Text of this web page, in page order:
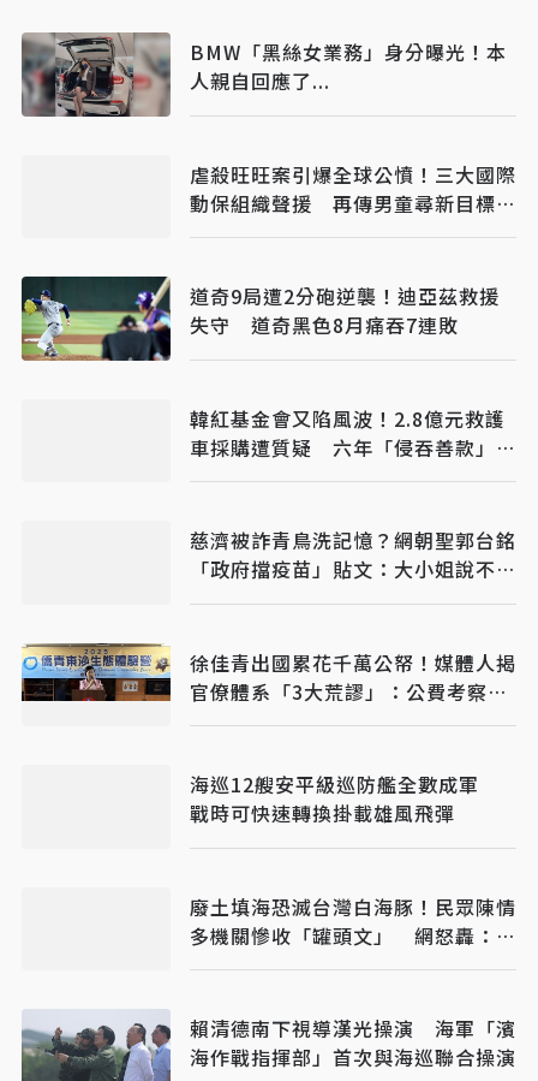
BMW「黑絲女業務」身分曝光！本
人親自回應了...
虐殺旺旺案引爆全球公憤！三大國際
動保組織聲援 再傳男童尋新目標下
手
道奇9局遭2分砲逆襲！迪亞茲救援
失守 道奇黑色8月痛吞7連敗
韓紅基金會又陷風波！2.8億元救護
車採購遭質疑 六年「侵吞善款」傳
聞再起
慈濟被詐青鳥洗記憶？網朝聖郭台銘
「政府擋疫苗」貼文：大小姐說不要
買
徐佳青出國累花千萬公帑！媒體人揭
官僚體系「3大荒謬」：公費考察應
徹底翻修
海巡12艘安平級巡防艦全數成軍
戰時可快速轉換掛載雄風飛彈
廢土填海恐滅台灣白海豚！民眾陳情
多機關慘收「罐頭文」 網怒轟：骯
髒政府
賴清德南下視導漢光操演 海軍「濱
海作戰指揮部」首次與海巡聯合操演